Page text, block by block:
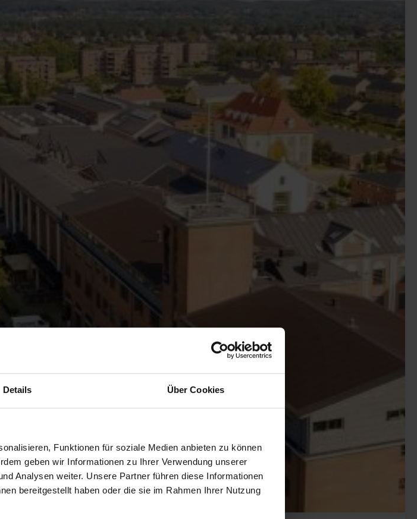
Details Über Cookies
Funktionen für soziale Medien anbieten zu können
geben wir Informationen zu Ihrer Verwendung unserer
Analysen weiter. Unsere Partner führen diese Informationen
bereitgestellt haben oder die sie im Rahmen Ihrer Nutzung